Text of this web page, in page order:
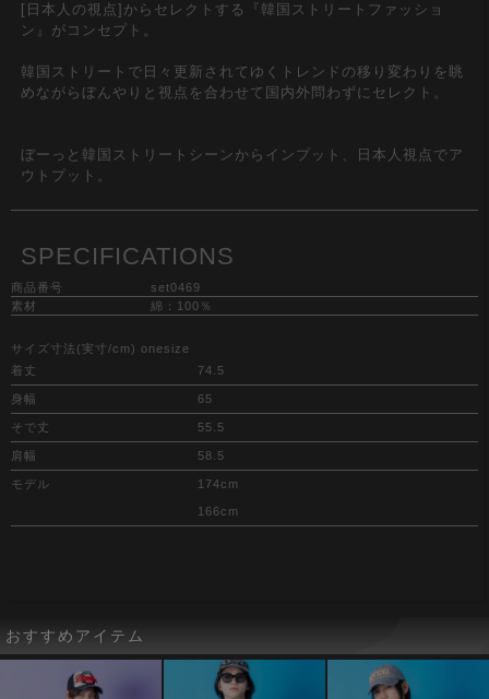
[日本人の視点]からセレクトする『韓国ストリートファッショ
ン』がコンセプト。
韓国ストリートで日々更新されてゆくトレンドの移り変わりを眺
めながらぼんやりと視点を合わせて国内外問わずにセレクト。
ぼーっと韓国ストリートシーンからインプット、日本人視点でア
ウトプット。
SPECIFICATIONS
商品番号
set0469
素材
綿：100％
サイズ寸法(実寸/cm) onesize
着丈
74.5
身幅 65
そで丈 55.5
肩幅 58.5
モデル 174cm
166cm
おすすめアイテム